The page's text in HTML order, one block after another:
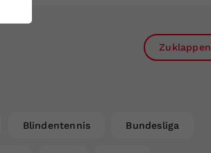
Zuklappen
Blindentennis Bundesliga